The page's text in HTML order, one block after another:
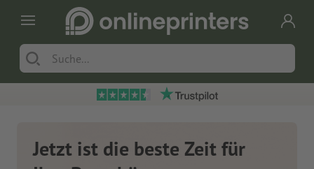
Jetzt ist die beste Zeit für